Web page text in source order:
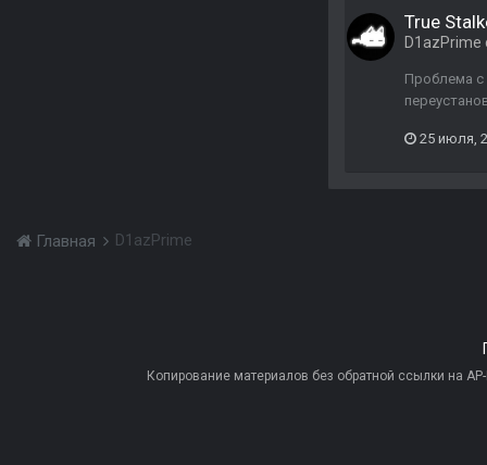
True
D1azPrime
Проблема с
25 июля,
Главная D1azPrime
Копирование материалов без обратной ссылки на